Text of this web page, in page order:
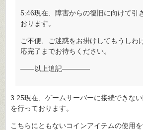
5:46現在、障害からの復旧に向けて引
おります。
ご不便、ご迷惑をお掛けしてもうしわ
応完了までお待ちください。
――以上追記――――
3:25現在、ゲームサーバーに接続できな
を行っております。
こちらにともないコインアイテムの使用を